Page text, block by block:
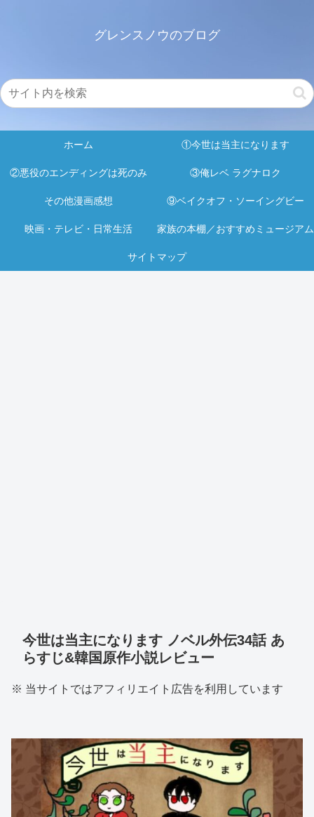
グレンスノウのブログ
ホーム ①今世は当主になります
②悪役のエンディングは死のみ ③俺レベ ラグナロク
その他漫画感想 ⑨ベイクオフ・ソーイングビー
映画・テレビ・日常生活 家族の本棚／おすすめミュージアム
サイトマップ
今世は当主になります ノベル外伝34話 あ
らすじ&韓国原作小説レビュー
※ 当サイトではアフィリエイト広告を利用しています